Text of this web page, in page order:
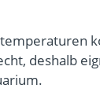
deshalb